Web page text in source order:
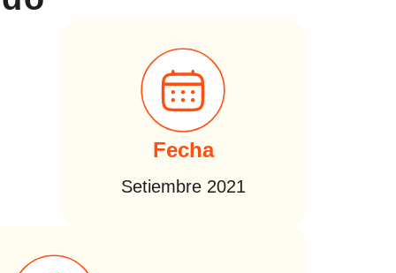
Fecha
Setiembre 2021